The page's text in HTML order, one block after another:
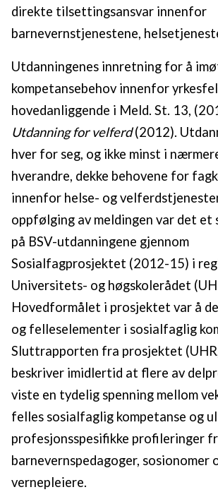
direkte tilsettingsansvar innenfor
barnevernstjenestene,
Utdanningenes innretning for å
kompetansebehov innenfor
hovedanliggende i Meld. St. 13,
Utdanning for velferd(2012).
hver for seg, og ikke minst i
hverandre, dekke behovene for
innenfor helse- og
oppfølging av meldingen var det
på BSV-utdanningene gjennom
Sosialfagprosjektet (2012-15) i
Universitets- og høgskolerådet
Hovedformålet i prosjektet var å
og felleselementer i sosialfaglig
Sluttrapporten fra prosjektet
beskriver imidlertid at flere av
viste en tydelig spenning mellom
felles sosialfaglig kompetanse og
profesjonsspesifikke profileringer
barnevernspedagoger, sosionomer
vernepleiere.